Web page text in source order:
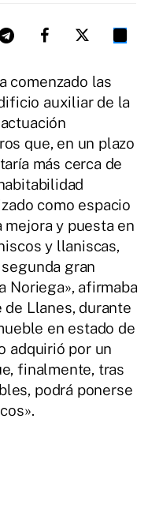
comenzado las
auxiliar de la
que, en un plazo
más cerca de
como espacio
mejora y puesta en
y llaniscas,
gran
Noriega», afirmaba
de Llanes, durante
en estado de
adquirió por un
finalmente, tras
podrá ponerse